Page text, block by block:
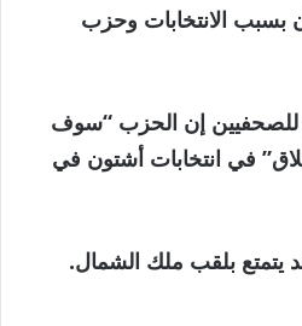
بسبب الانتخابات وحزب
للصحفيين إن الحزب “سوف
في انتخابات أشتون في
يتمتع بلقب ملك الشمال.